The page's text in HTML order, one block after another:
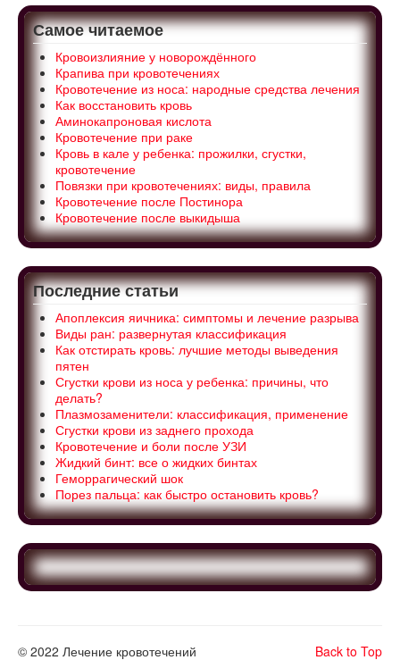
Самое читаемое
Кровоизлияние у новорождённого
Крапива при кровотечениях
Кровотечение из носа: народные средства лечения
Как восстановить кровь
Аминокапроновая кислота
Кровотечение при раке
Кровь в кале у ребенка: прожилки, сгустки,
кровотечение
Повязки при кровотечениях: виды, правила
Кровотечение после Постинора
Кровотечение после выкидыша
Последние статьи
Апоплексия яичника: симптомы и лечение разрыва
Виды ран: развернутая классификация
Как отстирать кровь: лучшие методы выведения
пятен
Сгустки крови из носа у ребенка: причины, что
делать?
Плазмозаменители: классификация, применение
Сгустки крови из заднего прохода
Кровотечение и боли после УЗИ
Жидкий бинт: все о жидких бинтах
Геморрагический шок
Порез пальца: как быстро остановить кровь?
Back to Top
© 2022 Лечение кровотечений